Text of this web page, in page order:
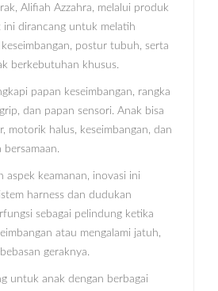
Alifiah Azzahra, melalui produk
ini dirancang untuk melatih
postur tubuh, serta
berkebutuhan khusus.
papan keseimbangan, rangka
dan papan sensori. Anak bisa
motorik halus, keseimbangan, dan
aspek keamanan, inovasi ini
harness dan dudukan
sebagai pelindung ketika
atau mengalami jatuh,
geraknya.
untuk anak dengan berbagai